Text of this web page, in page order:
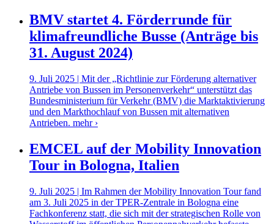
BMV startet 4. Förderrunde für
klimafreundliche Busse (Anträge bis
31. August 2024)
9. Juli 2025 | Mit der „Richtlinie zur Förderung alternativer
Antriebe von Bussen im Personenverkehr“ unterstützt das
Bundesministerium für Verkehr (BMV) die Marktaktivierung
und den Markthochlauf von Bussen mit alternativen
Antrieben. mehr ›
EMCEL auf der Mobility Innovation
Tour in Bologna, Italien
9. Juli 2025 | Im Rahmen der Mobility Innovation Tour fand
am 3. Juli 2025 in der TPER-Zentrale in Bologna eine
Fachkonferenz statt, die sich mit der strategischen Rolle von